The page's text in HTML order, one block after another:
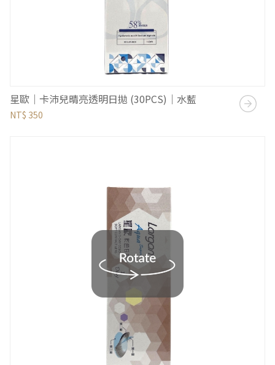
星歐｜卡沛兒晴亮透明日拋 (30PCS)｜水藍
NT$ 350